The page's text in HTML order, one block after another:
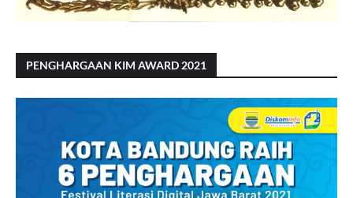
PENGHARGAAN KIM AWARD 2021